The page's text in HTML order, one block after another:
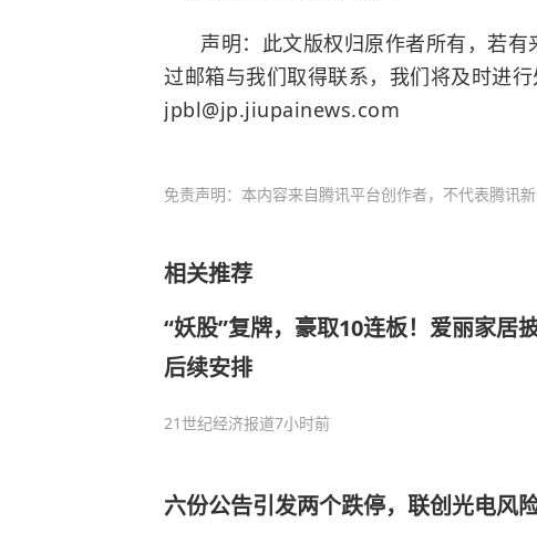
声明：此文版权归原作者所有，若有
过邮箱与我们取得联系，我们将及时进行
jpbl@jp.jiupainews.com
免责声明：本内容来自腾讯平台创作者，不代表腾讯
相关推荐
“妖股”复牌，豪取10连板！爱丽家居
后续安排
21世纪经济报道7小时前
六份公告引发两个跌停，联创光电风